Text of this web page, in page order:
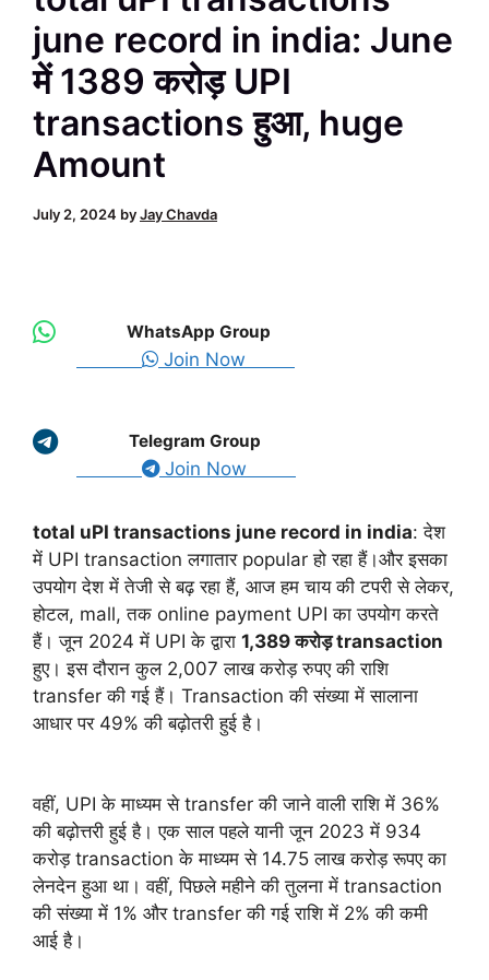
june record in india: June
में 1389 करोड़ UPI
transactions हुआ, huge
Amount
July 2, 2024 byJay Chavda
WhatsApp Group
Join Now
Telegram Group
Join Now
total uPI transactions june record in india: देश
में UPI transaction लगातार popular हो रहा हैं।और इसका
उपयोग देश में तेजी से बढ़ रहा हैं, आज हम चाय की टपरी से लेकर,
होटल, mall, तक online payment UPI का उपयोग करते
हैं। जून 2024 में UPI के द्वारा 1,389 करोड़ transaction
हुए। इस दौरान कुल 2,007 लाख करोड़ रुपए की राशि
transfer की गई हैं। Transaction की संख्या में सालाना
आधार पर 49% की बढ़ोतरी हुई है।
वहीं, UPI के माध्यम से transfer की जाने वाली राशि में 36%
की बढ़ोत्तरी हुई है। एक साल पहले यानी जून 2023 में 934
करोड़ transaction के माध्यम से 14.75 लाख करोड़ रूपए का
लेनदेन हुआ था। वहीं, पिछले महीने की तुलना में transaction
की संख्या में 1% और transfer की गई राशि में 2% की कमी
आई है।